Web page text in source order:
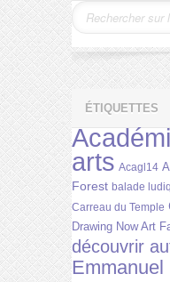
ÉTIQUETTES
arts Acagl14
Forest balade
Carreau du Temple
Drawing Now Art
découvrir
Emmanuel